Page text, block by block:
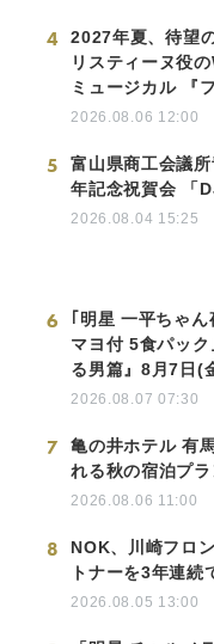
4
2027年夏、待望
リスティーヌ役
ミュージカル 『
2026.08.06 12:00
5
富山県商工会議
年記念祝賀会 「
2026.08.04 15:25
6
｢明星 一平ちゃ
マヨ付 5食パッ
る男篇』8月7日(
2026.08.07 07:30
7
亀の井ホテル 有
れる秋の宿泊プ
2026.08.06 11:00
8
NOK、川崎フロ
トナーを3年連続
2026.08.05 13:00